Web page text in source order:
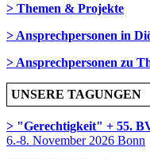
> Themen & Projekte
> Ansprechpersonen in
> Ansprechpersonen zu
UNSERE TAGUNGEN
> "Gerechtigkeit" + 55.
6.-8. November 2026 Bonn